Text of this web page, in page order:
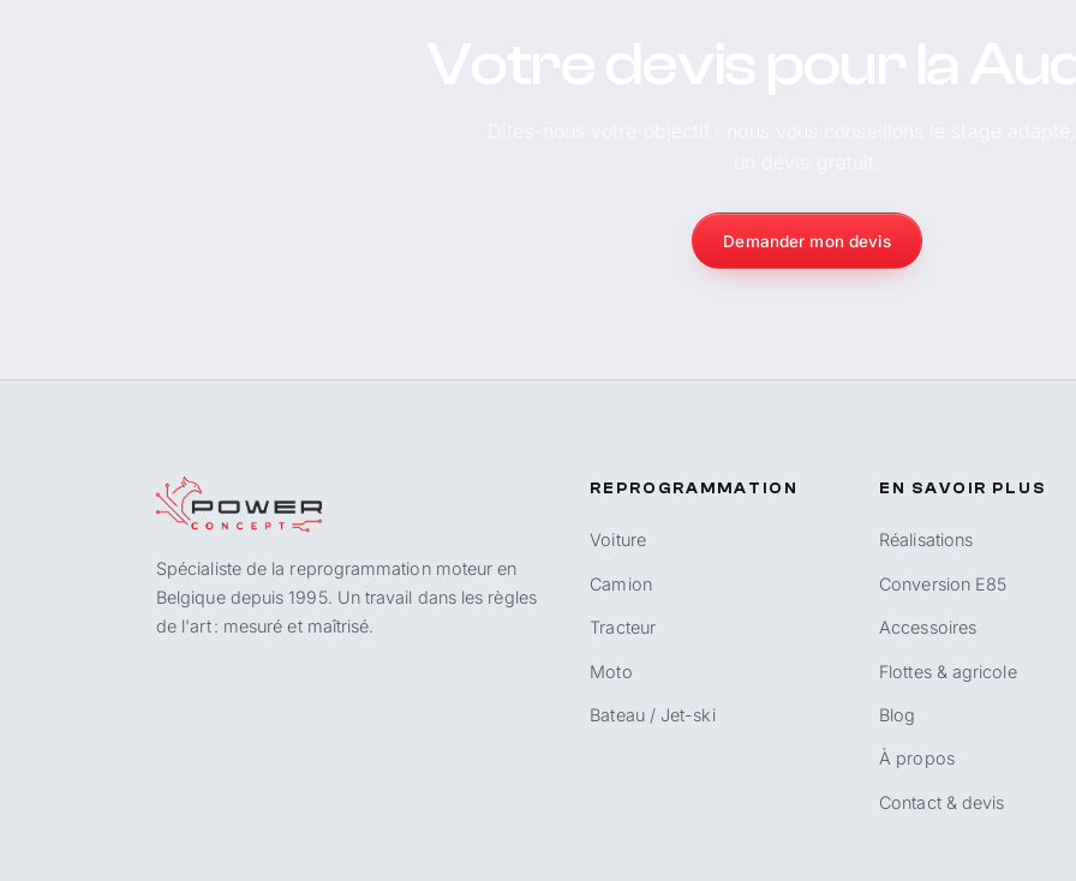
Demander mon devis
Spécialiste de la reprogrammation moteur en
Belgique depuis 1995. Un travail dans les règles
de l'art : mesuré et maîtrisé.
REPROGRAMMATION
Voiture
Camion
Tracteur
Moto
Bateau / Jet-ski
EN SAVOIR PLUS
Réalisations
Conversion E85
Accessoires
Flottes & agricole
Blog
À propos
Contact & devis